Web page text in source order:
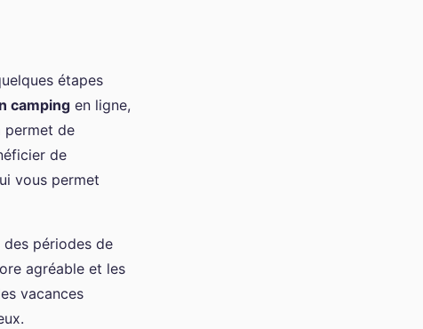
étapes
camping en ligne,
permet de
de
vous permet
périodes de
agréable et les
vacances